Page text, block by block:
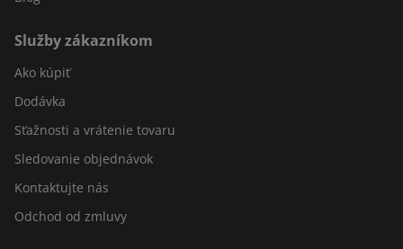
Služby zákazníkom
Ako kúpiť
Dodávka
Sťažnosti a vrátenie tovaru
Sledovanie objednávok
Kontaktujte nás
Odchod od zmluvy